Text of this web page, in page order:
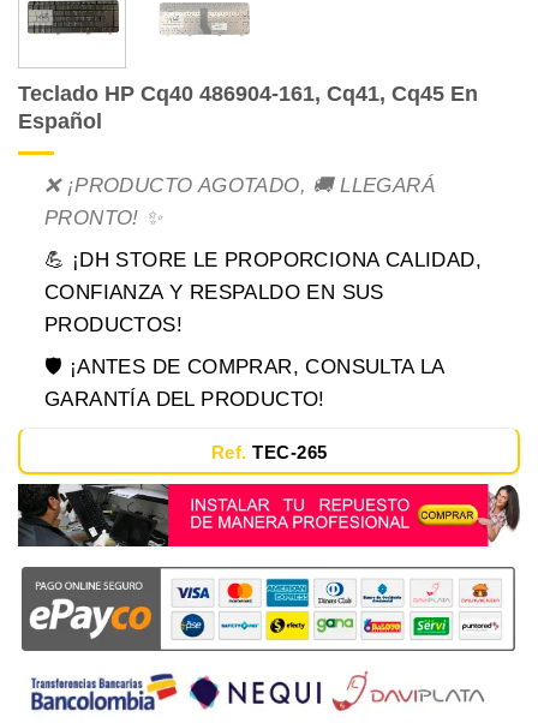
Teclado HP Cq40 486904-161, Cq41, Cq45 En
Español
❌ ¡PRODUCTO AGOTADO, 🚚 LLEGARÁ
PRONTO! ✨
💪 ¡DH STORE LE PROPORCIONA CALIDAD,
CONFIANZA Y RESPALDO EN SUS
PRODUCTOS!
🛡️ ¡ANTES DE COMPRAR, CONSULTA LA
GARANTÍA DEL PRODUCTO!
Ref. TEC-265